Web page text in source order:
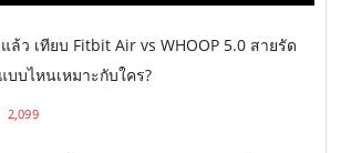
ล้ว เทียบ Fitbit Air vs WHOOP 5.0 สายรัด
บไหนเหมาะกับใคร?
2,099